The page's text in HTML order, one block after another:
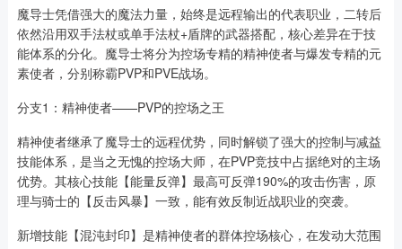
魔导士凭借强大的魔法力量，始终是远程输出的代表职业，二转后
依然沿用双手法杖或单手法杖+盾牌的武器搭配，核心差异在于技
能体系的分化。魔导士将分为控场专精的精神使者与爆发专精的元
素使者，分别称霸PVP和PVE战场。
分支1：精神使者——PVP的控场之王
精神使者继承了魔导士的远程优势，同时解锁了强大的控制与减益
技能体系，是当之无愧的控场大师，在PVP竞技中占据绝对的主场
优势。其核心技能【能量反弹】最高可反弹190%的攻击伤害，原
理与骑士的【反击风暴】一致，能有效反制近战职业的突袭。
新增技能【混沌封印】是精神使者的群体控场核心，在发动大范围